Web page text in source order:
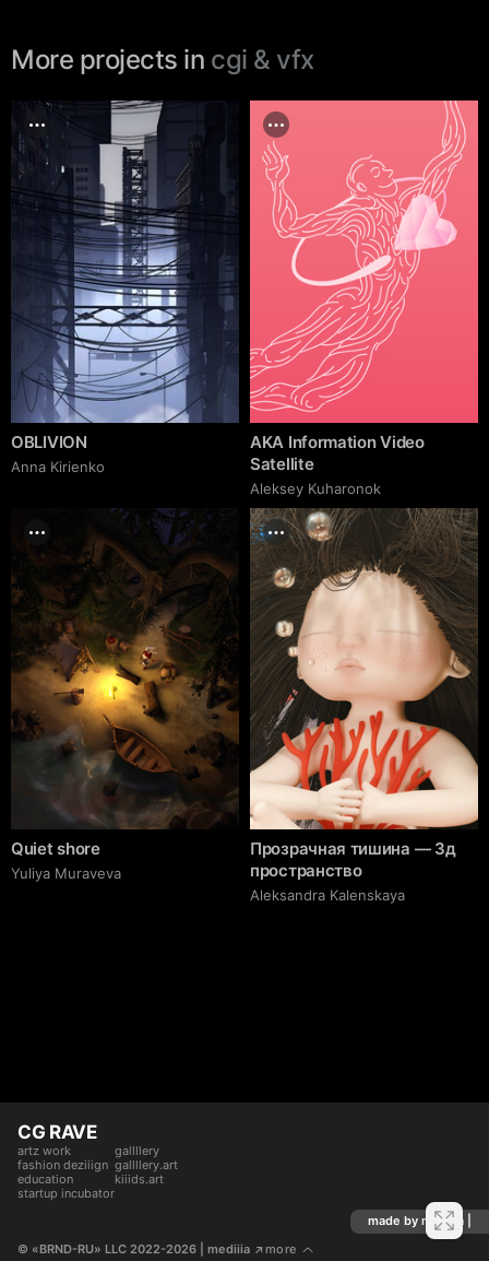
More projects in cgi & vfx
OBLIVION
Anna Kirienko
AKA Information Video
Satellite
Aleksey Kuharonok
Quiet shore
Yuliya Muraveva
Прозрачная тишина — 3д
пространство
Aleksandra Kalenskaya
CG RAVE
artz work
fashion deziiign
education
startup incubator
gallllery
gallllery.art
kiiids.art
made by mediiia |
© «BRND-RU» LLC 2022-2026 | mediiia ↗more